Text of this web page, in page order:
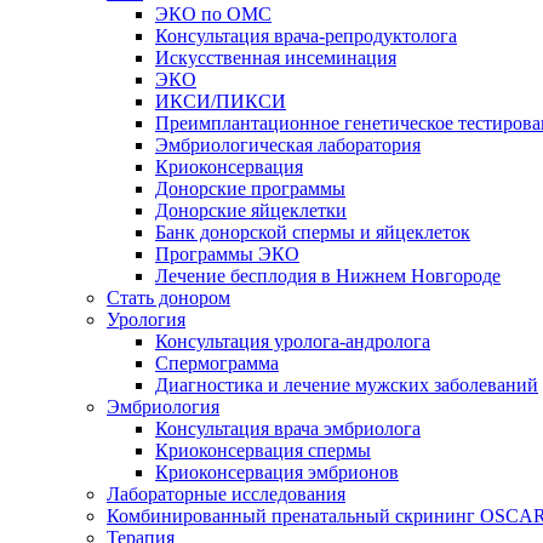
ЭКО по ОМС
Консультация врача-репродуктолога
Искусственная инсеминация
ЭКО
ИКСИ/ПИКСИ
Преимплантационное генетическое
Эмбриологическая лаборатория
Криоконсервация
Донорские программы
Донорские яйцеклетки
Банк донорской спермы и яйцеклеток
Программы ЭКО
Лечение бесплодия в Нижнем Новгороде
Стать донором
Урология
Консультация уролога-андролога
Спермограмма
Диагностика и лечение мужских заболеваний
Эмбриология
Консультация врача эмбриолога
Криоконсервация спермы
Криоконсервация эмбрионов
Лабораторные исследования
Комбинированный пренатальный скрининг
Терапия